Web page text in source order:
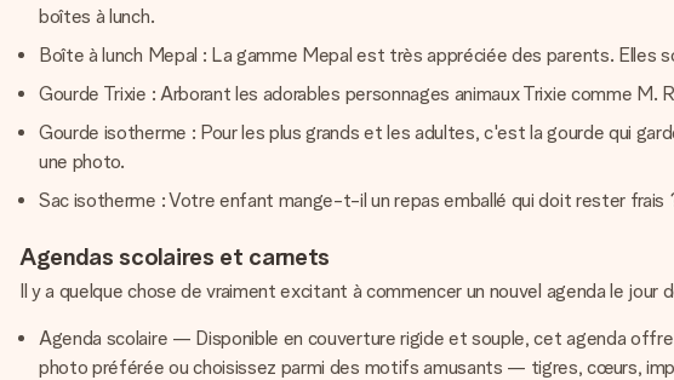
boîtes à lunch.
Boîte à lunch Mepal : La gamme Mepal est très appréciée des parents. Elles
Gourde Trixie : Arborant les adorables personnages animaux Trixie comme
Gourde isotherme : Pour les plus grands et les adultes, c'est la gourde qui
une photo.
Sac isotherme : Votre enfant mange-t-il un repas emballé qui doit rester
Agendas scolaires et carnets
Il y a quelque chose de vraiment excitant à commencer un nouvel agenda le
Agenda scolaire — Disponible en couverture rigide et souple, cet agenda
photo préférée ou choisissez parmi des motifs amusants — tigres, cœurs,